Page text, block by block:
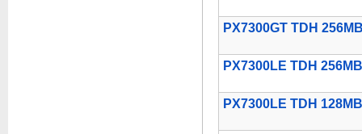
PX7300GT TDH
PX7300LE TDH
PX7300LE TDH